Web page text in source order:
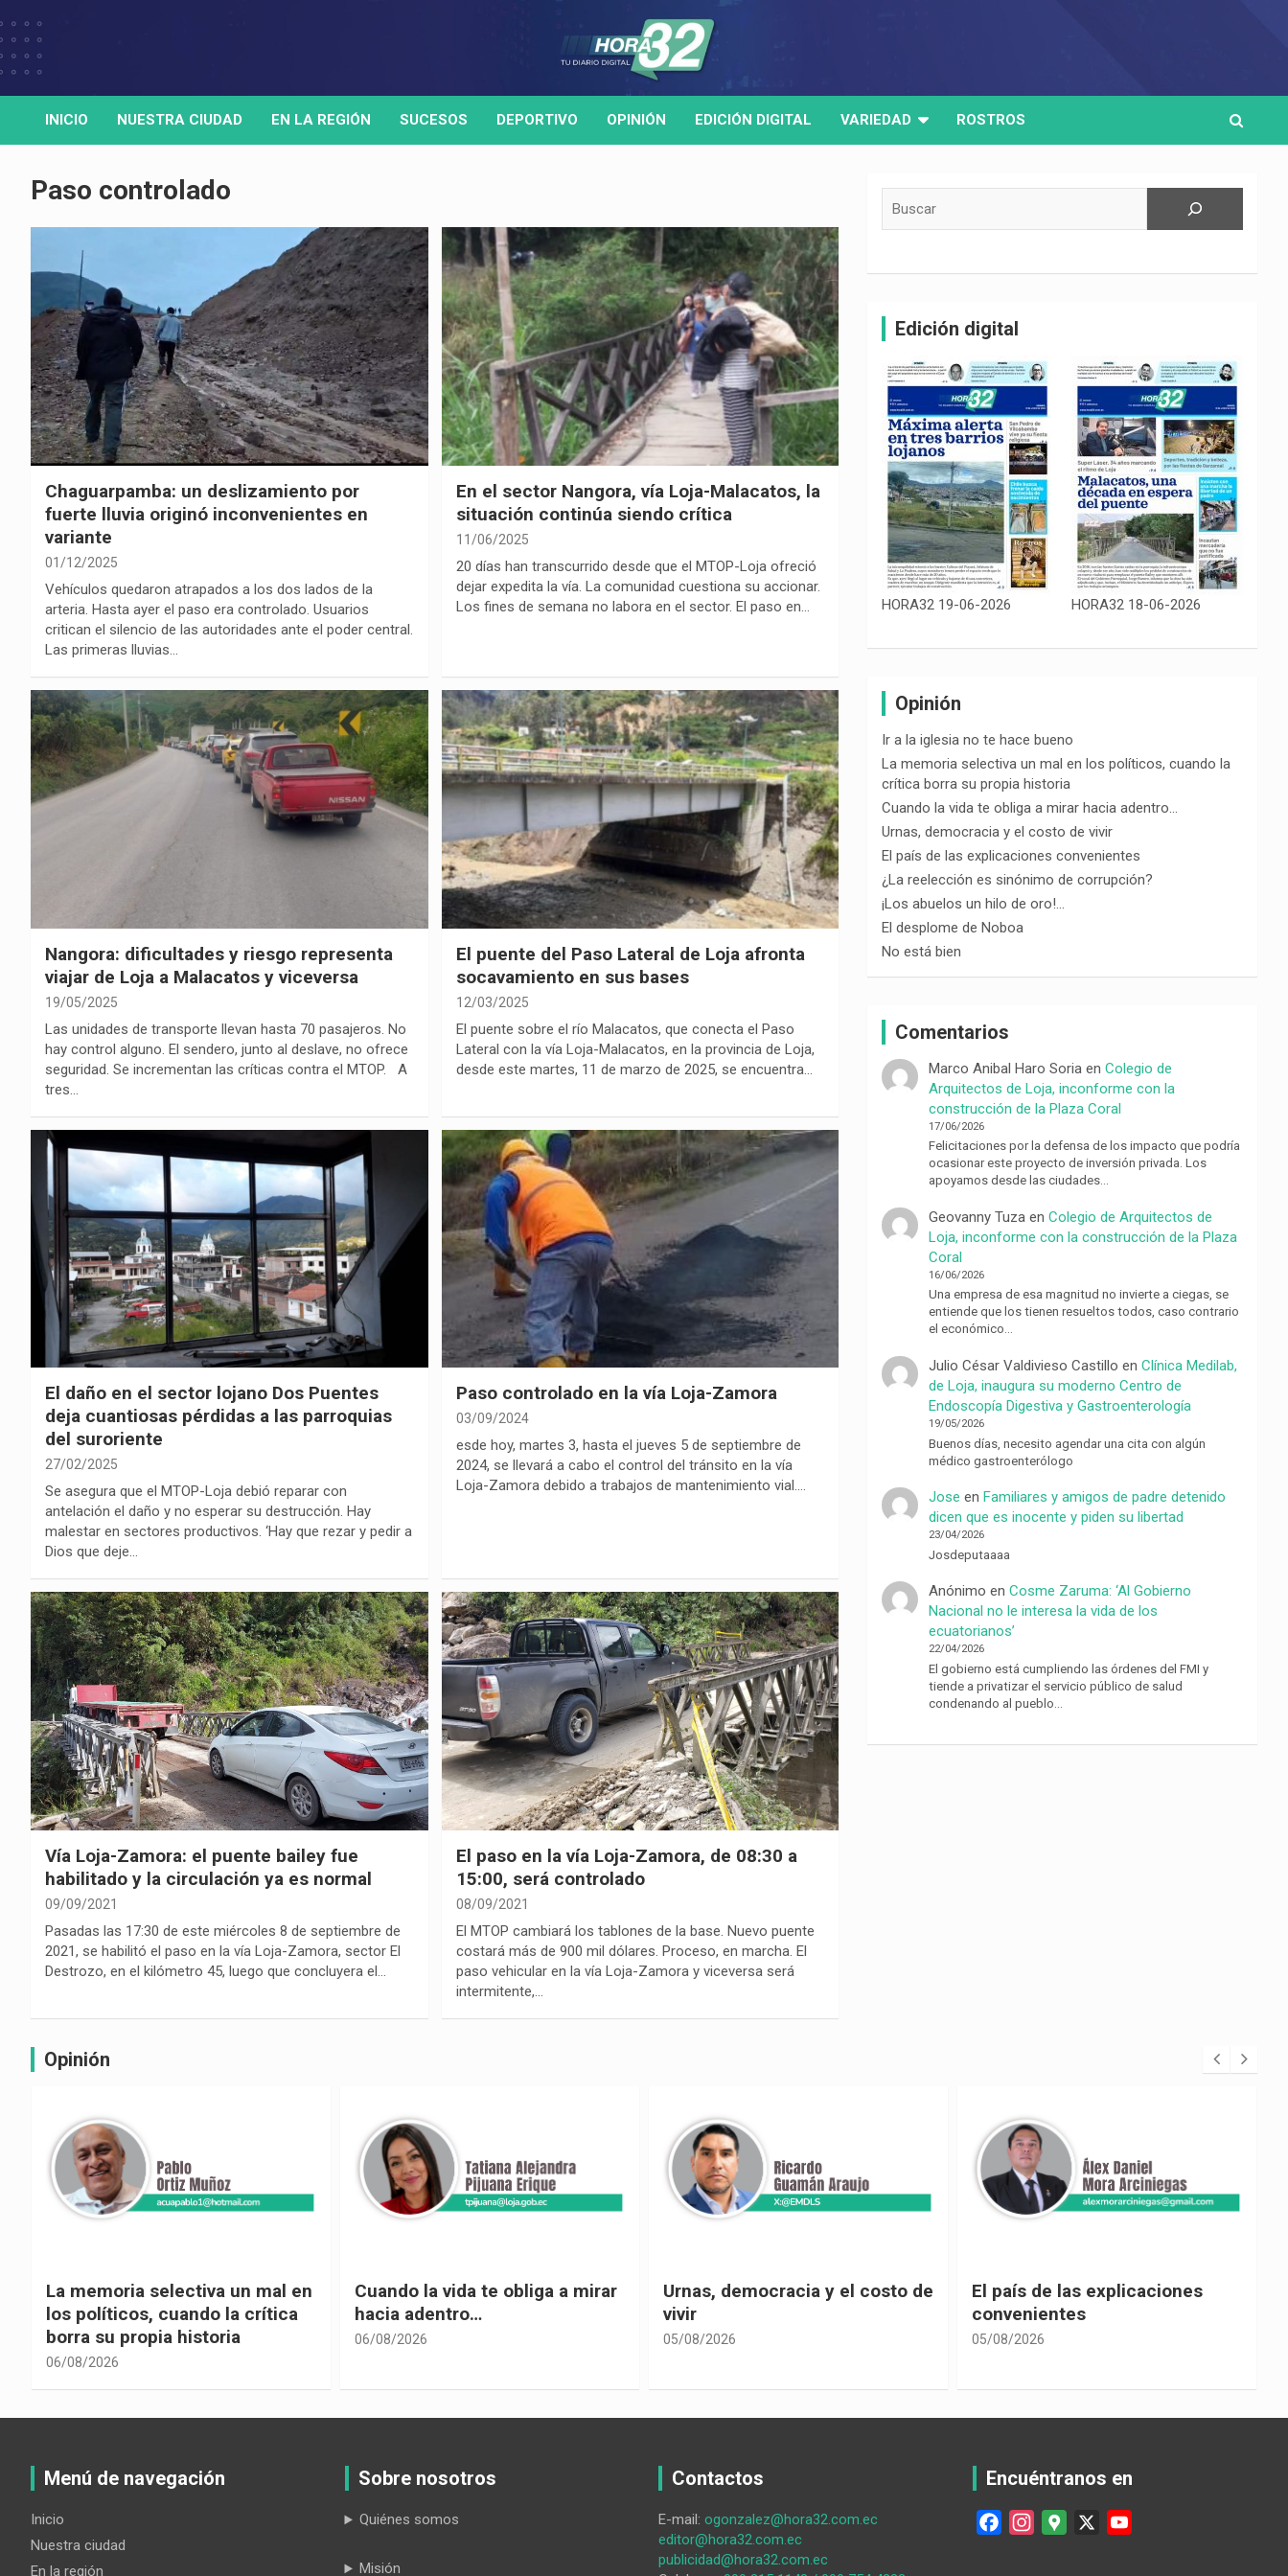
to
HORA32
Medio de comunicación digital
INICIO NUESTRA CIUDAD EN LA REGIÓN SUCESOS DEPORTIVO OPINIÓN EDICIÓN DIGITAL VARIEDAD ROSTROS
Paso controlado
Chaguarpamba: un deslizamiento por
fuerte lluvia originó inconvenientes en
variante
01/12/2025
Vehículos quedaron atrapados a los dos lados de la
arteria. Hasta ayer el paso era controlado. Usuarios
critican el silencio de las autoridades ante el poder central.
Las primeras lluvias…
En el sector Nangora, vía Loja-Malacatos, la
situación continúa siendo crítica
11/06/2025
20 días han transcurrido desde que el MTOP-Loja ofreció
dejar expedita la vía. La comunidad cuestiona su accionar.
Los fines de semana no labora en el sector. El paso en…
Nangora: dificultades y riesgo representa
viajar de Loja a Malacatos y viceversa
19/05/2025
Las unidades de transporte llevan hasta 70 pasajeros. No
hay control alguno. El sendero, junto al deslave, no ofrece
seguridad. Se incrementan las críticas contra el MTOP. A
tres…
El puente del Paso Lateral de Loja afronta
socavamiento en sus bases
12/03/2025
El puente sobre el río Malacatos, que conecta el Paso
Lateral con la vía Loja-Malacatos, en la provincia de Loja,
desde este martes, 11 de marzo de 2025, se encuentra…
El daño en el sector lojano Dos Puentes
deja cuantiosas pérdidas a las parroquias
del suroriente
27/02/2025
Se asegura que el MTOP-Loja debió reparar con
antelación el daño y no esperar su destrucción. Hay
malestar en sectores productivos. ‘Hay que rezar y pedir a
Dios que deje…
Paso controlado en la vía Loja-Zamora
03/09/2024
esde hoy, martes 3, hasta el jueves 5 de septiembre de
2024, se llevará a cabo el control del tránsito en la vía
Loja-Zamora debido a trabajos de mantenimiento vial.…
Vía Loja-Zamora: el puente bailey fue
habilitado y la circulación ya es normal
09/09/2021
Pasadas las 17:30 de este miércoles 8 de septiembre de
2021, se habilitó el paso en la vía Loja-Zamora, sector El
Destrozo, en el kilómetro 45, luego que concluyera el…
El paso en la vía Loja-Zamora, de 08:30 a
15:00, será controlado
08/09/2021
El MTOP cambiará los tablones de la base. Nuevo puente
costará más de 900 mil dólares. Proceso, en marcha. El
paso vehicular en la vía Loja-Zamora y viceversa será
intermitente,…
Edición digital
HORA32 19-06-2026 HORA32 18-06-2026
Opinión
Ir a la iglesia no te hace bueno
La memoria selectiva un mal en los políticos, cuando la
crítica borra su propia historia
Cuando la vida te obliga a mirar hacia adentro…
Urnas, democracia y el costo de vivir
El país de las explicaciones convenientes
¿La reelección es sinónimo de corrupción?
¡Los abuelos un hilo de oro!…
El desplome de Noboa
No está bien
Comentarios
Marco Anibal Haro Soria enColegio de
Arquitectos de Loja, inconforme con la
construcción de la Plaza Coral
17/06/2026
Felicitaciones por la defensa de los impacto que podría
ocasionar este proyecto de inversión privada. Los
apoyamos desde las ciudades…
Geovanny Tuza enColegio de Arquitectos de
Loja, inconforme con la construcción de la Plaza
Coral
16/06/2026
Una empresa de esa magnitud no invierte a ciegas, se
entiende que los tienen resueltos todos, caso contrario
el económico…
Julio César Valdivieso Castillo enClínica Medilab,
de Loja, inaugura su moderno Centro de
Endoscopía Digestiva y Gastroenterología
19/05/2026
Buenos días, necesito agendar una cita con algún
médico gastroenterólogo
Jose enFamiliares y amigos de padre detenido
dicen que es inocente y piden su libertad
23/04/2026
Josdeputaaaa
Anónimo enCosme Zaruma: ‘Al Gobierno
Nacional no le interesa la vida de los
ecuatorianos’
22/04/2026
El gobierno está cumpliendo las órdenes del FMI y
tiende a privatizar el servicio público de salud
condenando al pueblo…
Opinión
La memoria selectiva un mal en
los políticos, cuando la crítica
borra su propia historia
06/08/2026
Cuando la vida te obliga a mirar
hacia adentro…
06/08/2026
Urnas, democracia y el costo de
vivir
05/08/2026
El país de las explicaciones
convenientes
05/08/2026
Menú de navegación
Inicio
Nuestra ciudad
En la región
Sobre nosotros
Quiénes somos
Misión
Contactos
E-mail: ogonzalez@hora32.com.ec
editor@hora32.com.ec
publicidad@hora32.com.ec
Encuéntranos en